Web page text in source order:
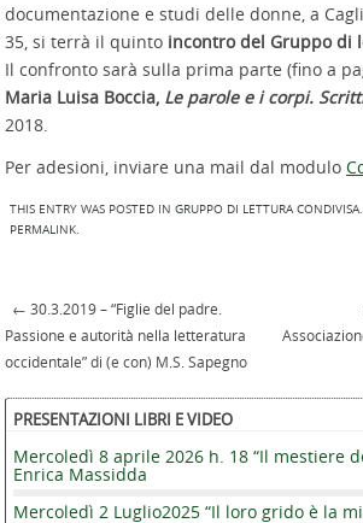
documentazione e studi delle donne, a
35, si terrà il quinto incontro del Gruppo di
Il confronto sarà sulla prima parte (fino a
Maria Luisa Boccia, Le parole e i corpi.
2018.
Per adesioni, inviare una mail dal modulo
THIS ENTRY WAS POSTED IN GRUPPO DI LETTURA CONDIVISA
PERMALINK.
Post navigation
← 30.3.2019 – “Figlie del padre.
Passione e autorità nella letteratura
occidentale” di (e con) M.S. Sapegno
PRESENTAZIONI LIBRI E VIDEO
Mercoledì 8 aprile 2026 h. 18 “Il mestiere
Enrica Massidda
Mercoledì 2 Luglio2025 “Il loro grido è la